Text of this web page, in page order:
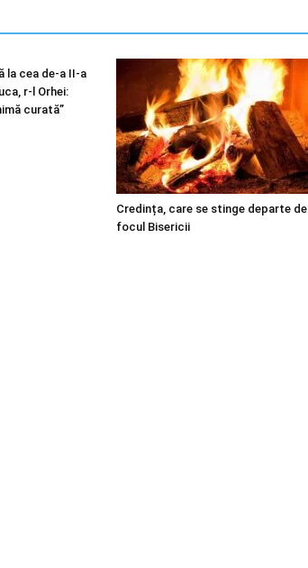
la cea de-a II-a
r-l Orhei:
curată”
Credința, care se stinge departe de
focul Bisericii